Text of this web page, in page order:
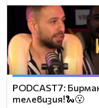
PODCAST7:
телевизия!🐍😮